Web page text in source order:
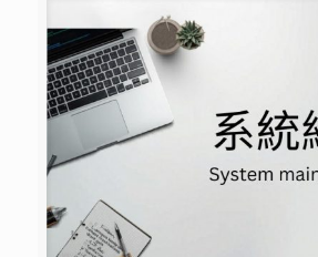
行，嘉賓包括：中國科學院國家天文台副
和發展中心主任、總工姜鵬，敦煌研究院
研究專家蘇伯民，國家發展改革委國家資
業發展部主任、人工智慧戰略專家單志廣
華中醫骨傷名師趙文海，北京航空航太大
譽所長王田苗，空間站系統研發專家張嶠
西南物理研究院研究室主任、研究員肖
眼」總工姜鵬 中國「天眼」工程佔世
國家天文台副台長、FAST運行和發展中
「中國天眼」（FAST）的突破性發展。
口徑球面射電望遠鏡，是中國設計並建造
射電望遠鏡。 此項「十一五」國家重大